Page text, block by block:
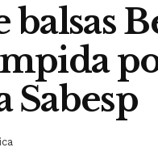
balsas
Sabesp